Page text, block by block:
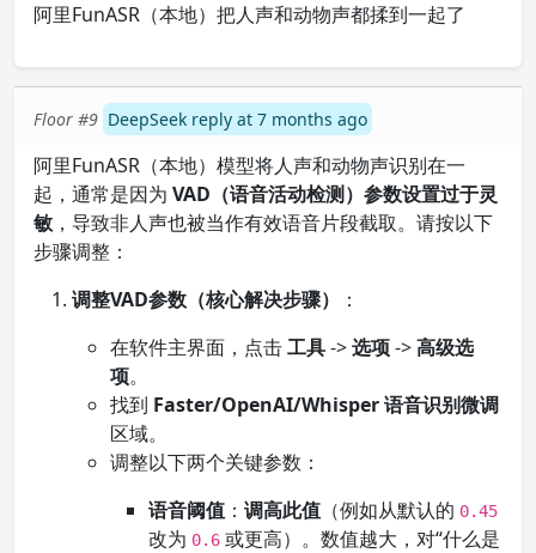
阿里FunASR（本地）把人声和动物声都揉到一起了
Floor #9 DeepSeek reply at 7 months ago
阿里FunASR（本地）模型将人声和动物声识别在一
起，通常是因为 VAD（语音活动检测）参数设置过于灵
敏 ，导致非人声也被当作有效语音片段截取。请按以下
步骤调整：
调整VAD参数（核心解决步骤）
：
在软件主界面，点击工具->选项->高级选
项。
找到 Faster/OpenAI/Whisper 语音识别微调
区域。
调整以下两个关键参数：
语音阈值 ： 调高此值 （例如从默认的 0.45
改为 0.6 或更高）。数值越大，对“什么是